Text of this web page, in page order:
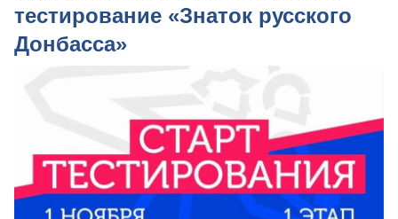
тестирование «Знаток русского
Донбасса»